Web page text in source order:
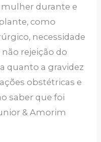
mulher durante e
como
necessidade
rejeição do
quanto a gravidez
obstétricas e
saber que foi
& Amorim